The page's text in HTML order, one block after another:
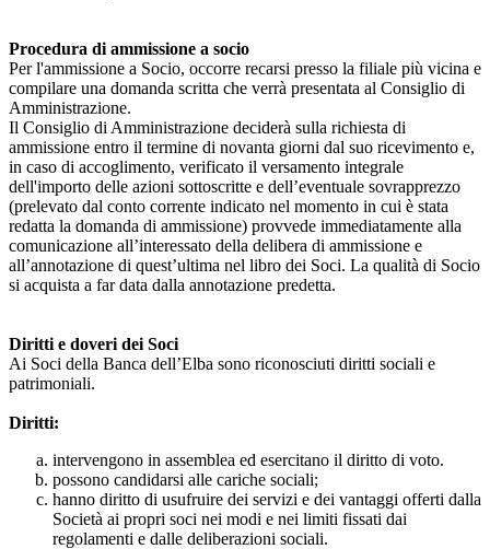
Procedura di ammissione a socio
Per l'ammissione a Socio, occorre recarsi presso la filiale più vicina e
compilare una domanda scritta che verrà presentata al Consiglio di
Amministrazione.
Il Consiglio di Amministrazione deciderà sulla richiesta di
ammissione entro il termine di novanta giorni dal suo ricevimento e,
in caso di accoglimento, verificato il versamento integrale
dell'importo delle azioni sottoscritte e dell’eventuale sovrapprezzo
(prelevato dal conto corrente indicato nel momento in cui è stata
redatta la domanda di ammissione) provvede immediatamente alla
comunicazione all’interessato della delibera di ammissione e
all’annotazione di quest’ultima nel libro dei Soci. La qualità di Socio
si acquista a far data dalla annotazione predetta.
Diritti e doveri dei Soci
Ai Soci della Banca dell’Elba sono riconosciuti diritti sociali e
patrimoniali.
Diritti:
intervengono in assemblea ed esercitano il diritto di voto.
possono candidarsi alle cariche sociali;
hanno diritto di usufruire dei servizi e dei vantaggi offerti dalla
Società ai propri soci nei modi e nei limiti fissati dai
regolamenti e dalle deliberazioni sociali.